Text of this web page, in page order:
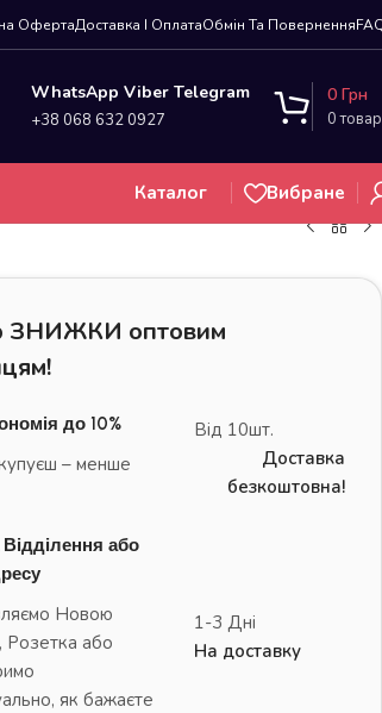
ОфертаДоставка І ОплатаОбмін Та Повернення
WhatsApp Viber Telegram
+38 068 632 0927 0
0 Грн
Каталог
Вибране
ЗНИЖКИ оптовим
до 10%
– менше
Від 10шт.
Доставка
безкоштовна!
або
Новою
або
як бажаєте
1-3 Дні
На доставку